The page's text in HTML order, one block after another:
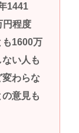
1441
円程度
も1600万
い人も
変わらな
意見も